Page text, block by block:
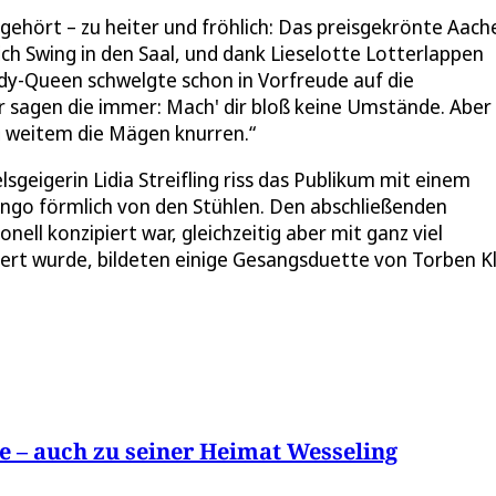
– zu heiter und fröhlich: Das preisgekrönte
Swing in den Saal, und dank Lieselotte Lotterlappen
Queen schwelgte schon in Vorfreude auf die
die immer: Mach' dir bloß keine Umstände. Aber
die Mägen knurren.“
Lidia Streifling riss das Publikum mit einem
förmlich von den Stühlen. Den abschließenden
konzipiert war, gleichzeitig aber mit ganz viel
wurde, bildeten einige Gesangsduette von Torben
auch zu seiner Heimat Wesseling